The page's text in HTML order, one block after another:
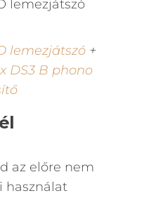
lemezjátszó+
DS3 B phono
az előre nem
használat